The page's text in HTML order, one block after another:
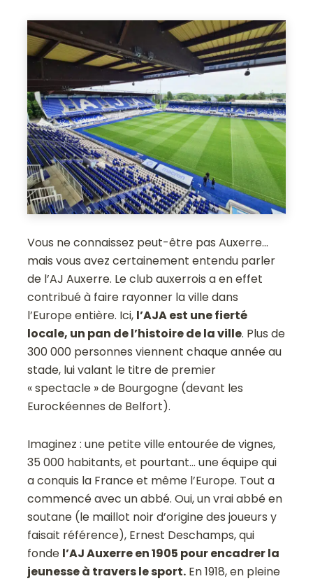
Vous ne connaissez peut-être pas Auxerre…
mais vous avez certainement entendu parler
de l’AJ Auxerre. Le club auxerrois a en effet
contribué à faire rayonner la ville dans
l’Europe entière. Ici, l’AJA est une fierté
locale, un pan de l’histoire de la ville. Plus de
300 000 personnes viennent chaque année au
stade, lui valant le titre de premier
« spectacle » de Bourgogne (devant les
Eurockéennes de Belfort).
Imaginez : une petite ville entourée de vignes,
35 000 habitants, et pourtant… une équipe qui
a conquis la France et même l’Europe. Tout a
commencé avec un abbé. Oui, un vrai abbé en
soutane (le maillot noir d’origine des joueurs y
faisait référence), Ernest Deschamps, qui
fonde l’AJ Auxerre en 1905 pour encadrer la
jeunesse à travers le sport. En 1918, en pleine